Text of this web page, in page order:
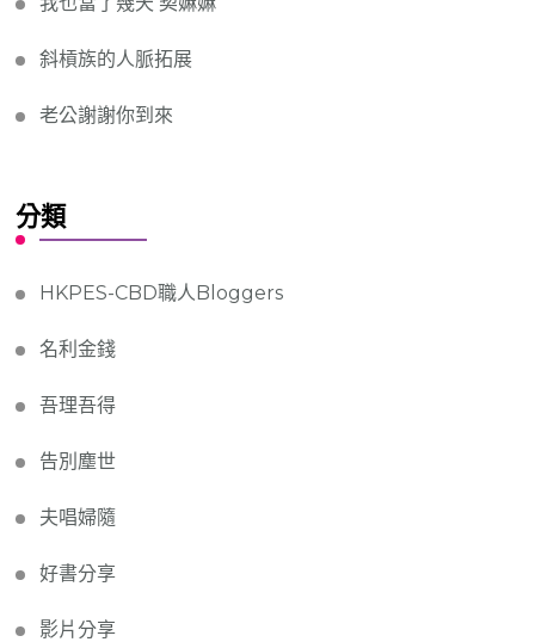
斜槓族的人脈拓展
老公謝謝你到來
分類
HKPES-CBD職人Bloggers
名利金錢
吾理吾得
告別塵世
夫唱婦隨
好書分享
影片分享